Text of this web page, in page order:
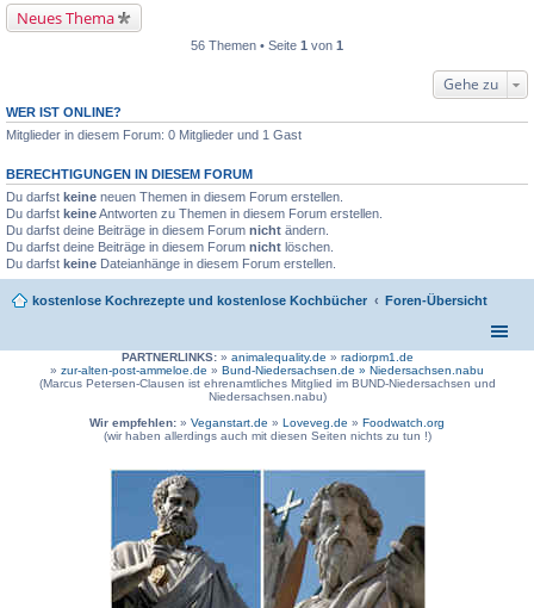
Neues Thema
56 Themen • Seite 1 von 1
Gehe zu
WER IST ONLINE?
Mitglieder in diesem Forum: 0 Mitglieder und 1 Gast
BERECHTIGUNGEN IN DIESEM FORUM
Du darfst keine neuen Themen in diesem Forum erstellen.
Du darfst keineAntworten zu Themen in diesem Forum erstellen.
Du darfst deine Beiträge in diesem Forum nicht ändern.
Du darfst deine Beiträge in diesem Forum nicht löschen.
Du darfst keine Dateianhänge in diesem Forum erstellen.
kostenlose Kochrezepte und kostenlose Kochbücher Foren-Übersicht
PARTNERLINKS:» animalequality.de » radiorpm1.de
» zur-alten-post-ammeloe.de » Bund-Niedersachsen.de » Niedersachsen.nabu
(Marcus Petersen-Clausen ist ehrenamtliches Mitglied im BUND-Niedersachsen und
Niedersachsen.nabu)
Wir empfehlen: » Veganstart.de » Loveveg.de » Foodwatch.org
(wir haben allerdings auch mit diesen Seiten nichts zu tun !)